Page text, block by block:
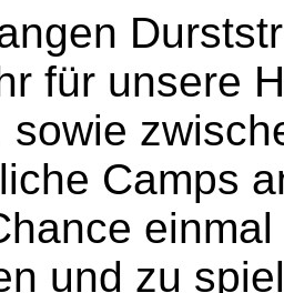
für unsere
sowie
Camps
und zu